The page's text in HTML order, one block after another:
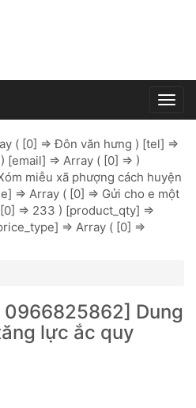
( [0] => Đôn văn hưng ) [tel] =>
=> Array ( [0] => )
miễu xã phượng cách huyện
=> Array ( [0] => Gửi cho e một
=> 233 ) [product_qty] =>
=> Array ( [0] =>
0966825862] Dung
lực ắc quy